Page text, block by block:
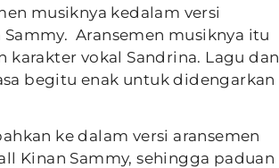
musiknya kedalam versi
Aransemen musiknya itu
karakter vokal Sandrina. Lagu dan
begitu enak untuk didengarkan
ke dalam versi aransemen
Kinan Sammy, sehingga paduan